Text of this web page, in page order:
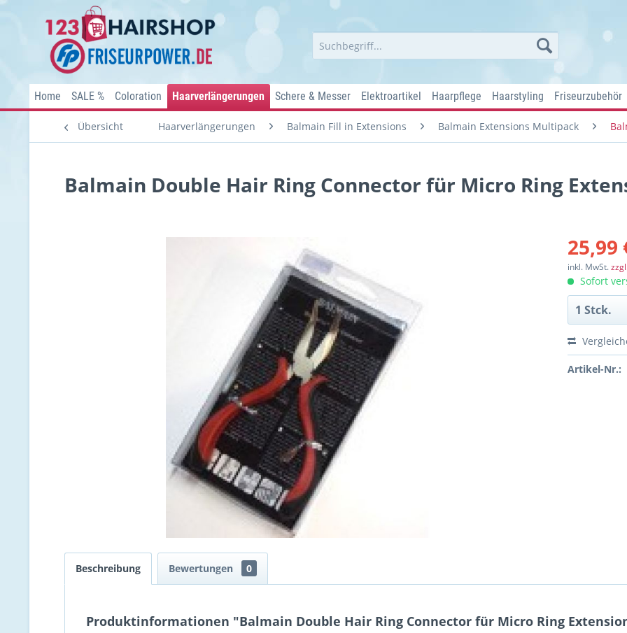
Home SALE % Coloration Haarverlängerungen Schere & Messer Elektroartikel Haarpflege Haarstyling Friseurzubehör
Übersicht Haarverlängerungen Balmain Fill in Extensions Balmain Extensions Multipack
Balmain Double Hair Ring Connector für Micro Ring
25,99
inkl. MwSt.
Sofort
Artikel-Nr.:
Beschreibung Bewertungen 0
Produktinformationen "Balmain Double Hair Ring Connector für Micro Ring